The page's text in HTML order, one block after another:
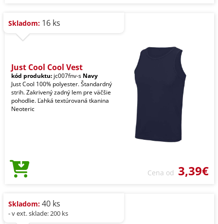
Skladom: 16 ks
Just Cool Cool Vest
kód produktu: jc007fnv-s Navy
Just Cool 100% polyester. Štandardný
strih. Zakrivený zadný lem pre väčšie
pohodlie. Ľahká textúrovaná tkanina
Neoteric
Cena od 3,39€
Skladom: 40 ks
- v ext. sklade: 200 ks